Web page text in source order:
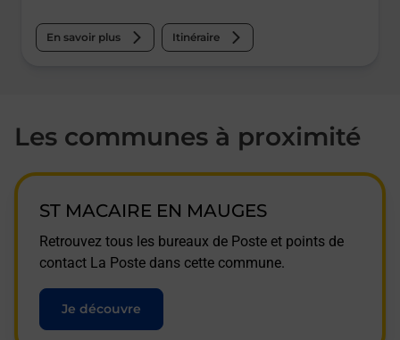
En savoir plus Itinéraire
Les communes à proximité
ST MACAIRE EN MAUGES
Retrouvez tous les bureaux de Poste et points de
contact La Poste dans cette commune.
Je découvre